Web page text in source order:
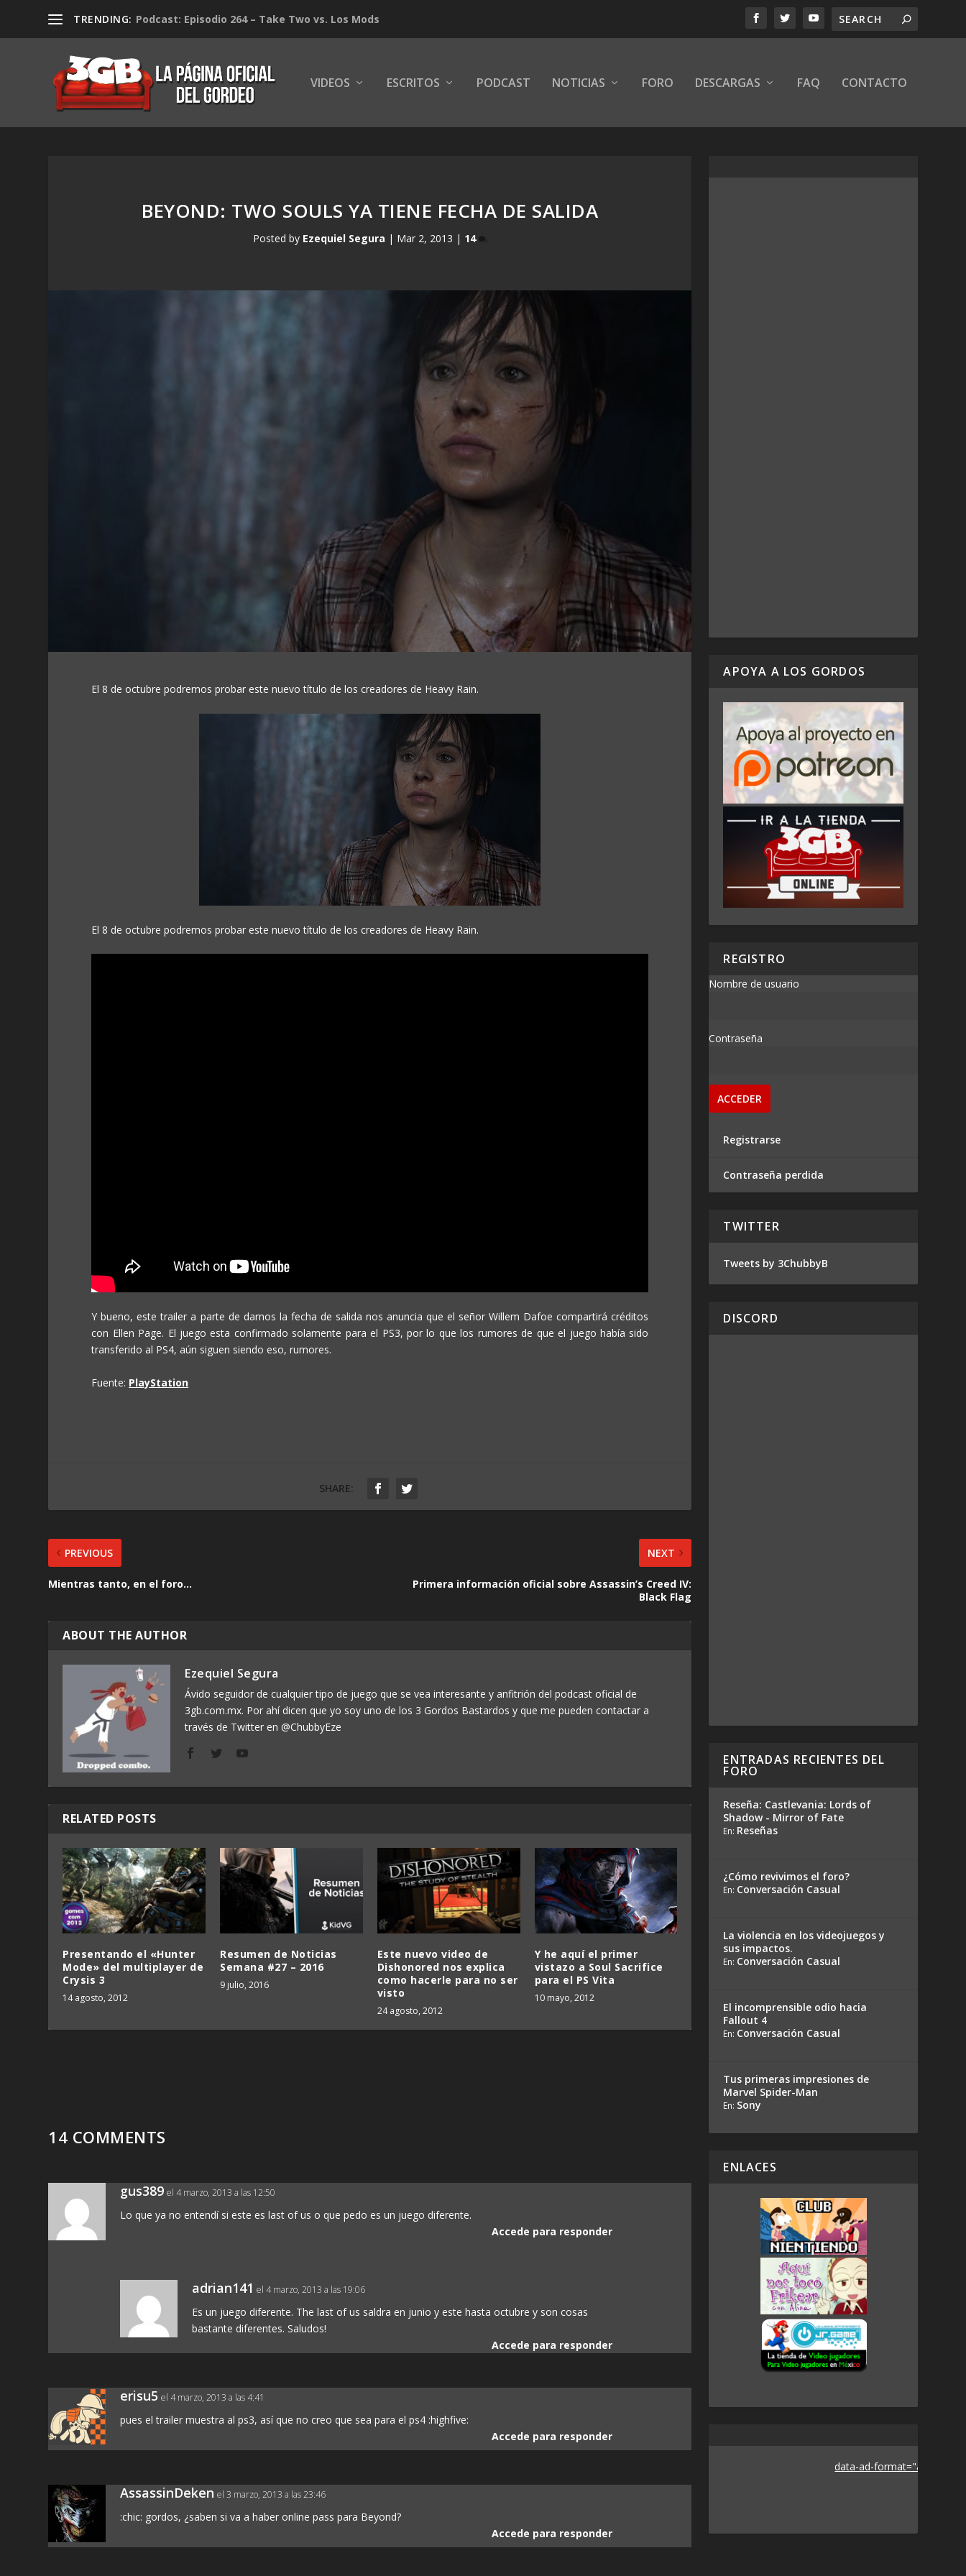
TRENDING: Podcast: Episodio 264 – Take Two vs. Los Mods
VIDEOS ESCRITOS PODCAST NOTICIAS FORO DESCARGAS FAQ CONTACTO
BEYOND: TWO SOULS YA TIENE FECHA DE SALIDA
Posted by Ezequiel Segura | Mar 2, 2013 | 14
El 8 de octubre podremos probar este nuevo título de los creadores de Heavy Rain.
El 8 de octubre podremos probar este nuevo título de los creadores de Heavy Rain.
Y bueno, este trailer a parte de darnos la fecha de salida nos anuncia que el señor Willem Dafoe compartirá créditos
con Ellen Page. El juego esta confirmado solamente para el PS3, por lo que los rumores de que el juego había sido
transferido al PS4, aún siguen siendo eso, rumores.
Fuente: PlayStation
SHARE:
PREVIOUS
Mientras tanto, en el foro…
NEXT
Primera información oficial sobre Assassin’s Creed IV:
Black Flag
ABOUT THE AUTHOR
Ezequiel Segura
Ávido seguidor de cualquier tipo de juego que se vea interesante y anfitrión del podcast oficial de
3gb.com.mx. Por ahí dicen que yo soy uno de los 3 Gordos Bastardos y que me pueden contactar a
través de Twitter en @ChubbyEze
RELATED POSTS
Presentando el «Hunter
Mode» del multiplayer de
Crysis 3
14 agosto, 2012
Resumen de Noticias
Semana #27 – 2016
9 julio, 2016
Este nuevo video de
Dishonored nos explica
como hacerle para no ser
visto
24 agosto, 2012
Y he aquí el primer
vistazo a Soul Sacrifice
para el PS Vita
10 mayo, 2012
14 COMMENTS
gus389 el 4 marzo, 2013 a las 12:50
Lo que ya no entendí si este es last of us o que pedo es un juego diferente.
Accede para responder
adrian141 el 4 marzo, 2013 a las 19:06
Es un juego diferente. The last of us saldra en junio y este hasta octubre y son cosas
bastante diferentes. Saludos!
Accede para responder
erisu5 el 4 marzo, 2013 a las 4:41
pues el trailer muestra al ps3, así que no creo que sea para el ps4 :highfive:
Accede para responder
AssassinDeken el 3 marzo, 2013 a las 23:46
:chic: gordos, ¿saben si va a haber online pass para Beyond?
Accede para responder
APOYA A LOS GORDOS
REGISTRO
Nombre de usuario
Contraseña
Registrarse
Contraseña perdida
TWITTER
Tweets by 3ChubbyB
DISCORD
ENTRADAS RECIENTES DEL
FORO
Reseña: Castlevania: Lords of
Shadow - Mirror of Fate
En: Reseñas
¿Cómo revivimos el foro?
En: Conversación Casual
La violencia en los videojuegos y
sus impactos.
En: Conversación Casual
El incomprensible odio hacia
Fallout 4
En: Conversación Casual
Tus primeras impresiones de
Marvel Spider-Man
En: Sony
ENLACES
data-ad-format="auto">